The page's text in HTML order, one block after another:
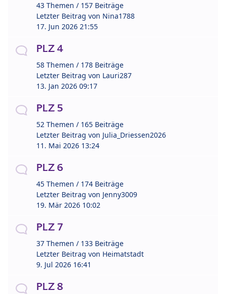
43 Themen / 157 Beiträge
Letzter Beitrag von Nina1788
17. Jun 2026 21:55
PLZ 4
58 Themen / 178 Beiträge
Letzter Beitrag von Lauri287
13. Jan 2026 09:17
PLZ 5
52 Themen / 165 Beiträge
Letzter Beitrag von Julia_Driessen2026
11. Mai 2026 13:24
PLZ 6
45 Themen / 174 Beiträge
Letzter Beitrag von Jenny3009
19. Mär 2026 10:02
PLZ 7
37 Themen / 133 Beiträge
Letzter Beitrag von Heimatstadt
9. Jul 2026 16:41
PLZ 8